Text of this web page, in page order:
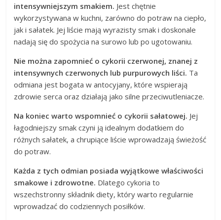
intensywniejszym smakiem. Jest chętnie
wykorzystywana w kuchni, zarówno do potraw na ciepło,
jak i sałatek. Jej liście mają wyrazisty smak i doskonale
nadają się do spożycia na surowo lub po ugotowaniu.
Nie można zapomnieć o cykorii czerwonej, znanej z
intensywnych czerwonych lub purpurowych liści. Ta
odmiana jest bogata w antocyjany, które wspierają
zdrowie serca oraz działają jako silne przeciwutleniacze.
Na koniec warto wspomnieć o cykorii sałatowej. Jej
łagodniejszy smak czyni ją idealnym dodatkiem do
różnych sałatek, a chrupiące liście wprowadzają świeżość
do potraw.
Każda z tych odmian posiada wyjątkowe właściwości
smakowe i zdrowotne. Dlatego cykoria to
wszechstronny składnik diety, który warto regularnie
wprowadzać do codziennych posiłków.